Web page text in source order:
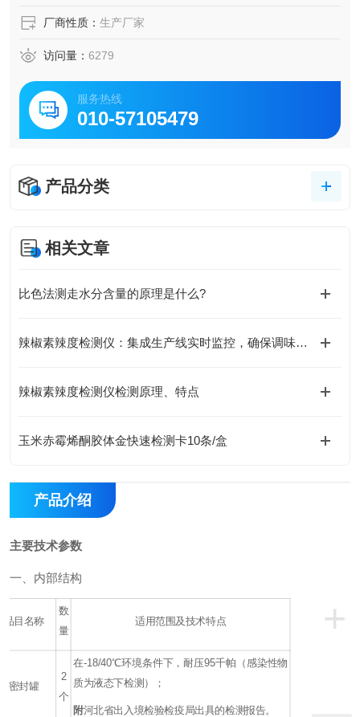
厂商性质： 生产厂家
访问量： 6279
服务热线
010-57105479
产品分类
相关文章
比色法测走水分含量的原理是什么?
辣椒素辣度检测仪：集成生产线实时监控，确保调味品质量一致性
辣椒素辣度检测仪检测原理、特点
玉米赤霉烯酮胶体金快速检测卡10条/盒
产品介绍
主要技术参数
一、内部结构
+
品目名称
数
量
适用范围及技术特点
密封罐
2
个
在-18/40℃环境条件下，耐压95千帕（感染性物
质为液态下检测）；
附河北省出入境检验检疫局出具的检测报告。